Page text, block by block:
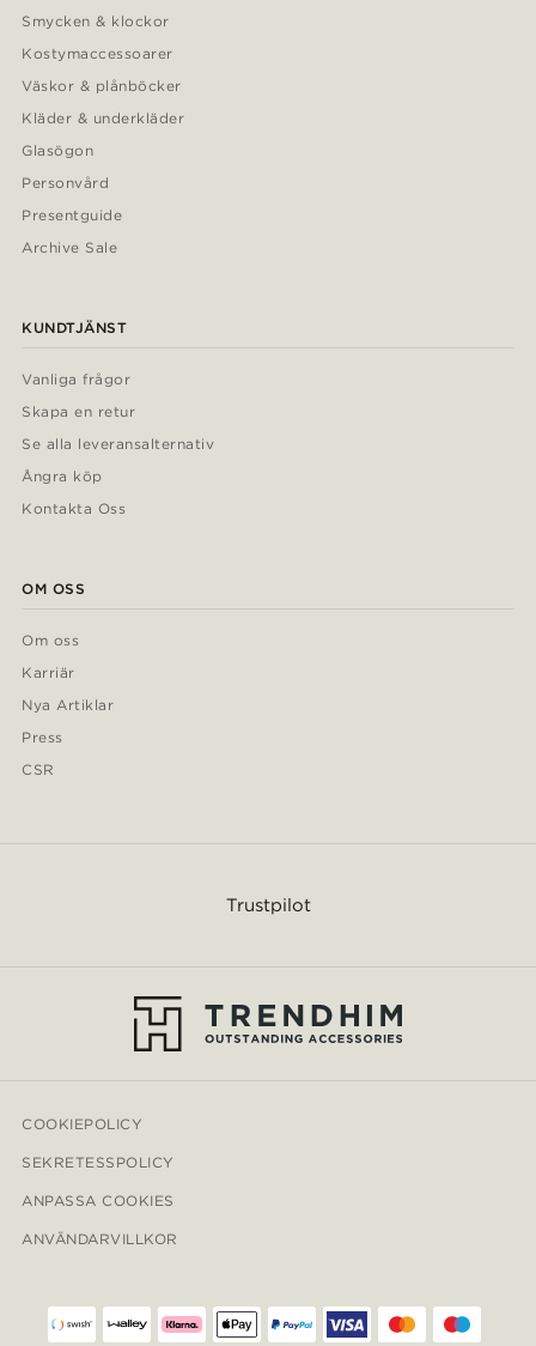
Smycken & klockor
Kostymaccessoarer
Väskor & plånböcker
Kläder & underkläder
Glasögon
Personvård
Presentguide
Archive Sale
KUNDTJÄNST
Vanliga frågor
Skapa en retur
Se alla leveransalternativ
Ångra köp
Kontakta Oss
OM OSS
Om oss
Karriär
Nya Artiklar
Press
CSR
Trustpilot
COOKIEPOLICY
SEKRETESSPOLICY
ANPASSA COOKIES
ANVÄNDARVILLKOR